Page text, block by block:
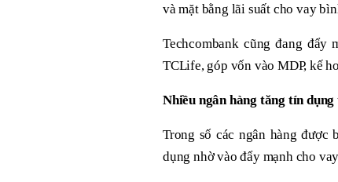
và mặt bằng lãi suất cho vay
Techcombank cũng đang đẩy
TCLife, góp vốn vào MDP, kế
Nhiều ngân hàng tăng tín
Trong số các ngân hàng được
dụng nhờ vào đẩy mạnh cho